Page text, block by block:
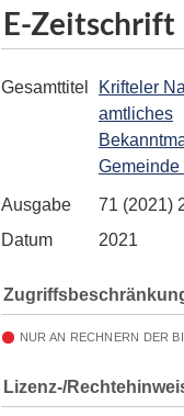
E-Zeitschrift
Gesamttitel
Krifteler
amtliches
Gemeinde
Ausgabe
71 (2021)
Datum
2021
NUR AN RECHNERN DER
Lizenz-/